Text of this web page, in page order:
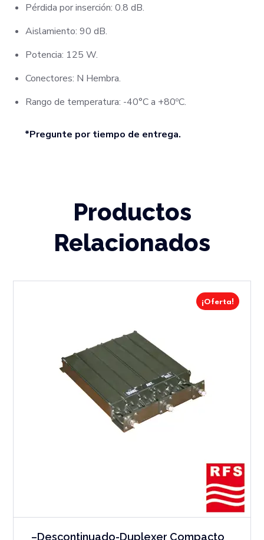
Pérdida por inserción: 0.8 dB.
Aislamiento: 90 dB.
Potencia: 125 W.
Conectores: N Hembra.
Rango de temperatura: -40°C a +80ºC.
*Pregunte por tiempo de entrega.
Productos
Relacionados
¡Oferta!
–Descontinuado-Duplexer Compacto